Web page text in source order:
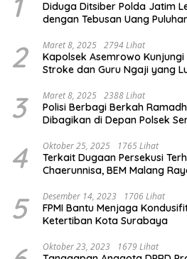
Diduga Ditsiber Polda Jatim
dengan Tebusan Uang
2 Maret 8, 2025 2794 Lihat
Kapolsek Asemrowo
Stroke dan Guru Ngaji yang
3 Maret 8, 2025 2388 Lihat
Polisi Berbagi Berkah
Dibagikan di Depan Polsek
4 Oktober 25, 2025 1765 Lihat
Terkait Dugaan Persekusi
Chaerunnisa, BEM Malang
5 Desember 14, 2023 1706 Lihat
FPMI Bantu Menjaga
Ketertiban Kota Surabaya
Oktober 23, 2023 1679 Lihat